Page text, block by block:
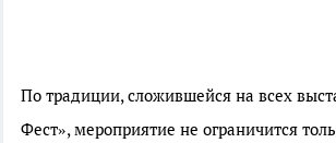
По традиции, сложившейся на всех
Фест», мероприятие не ограничится